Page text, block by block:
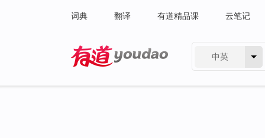
词典 翻译 有道精品课 云笔记
中英